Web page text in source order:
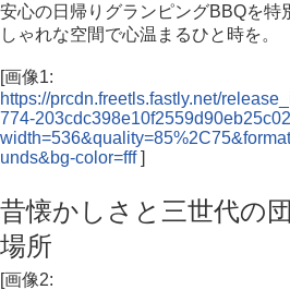
安心の日帰りグランピングBBQを特
しゃれな空間で心温まるひと時を。
[画像1:
https://prcdn.freetls.fastly.net/
774-
unds&bg-color=fff]
昔懐かしさと三世代の
場所
[画像2: